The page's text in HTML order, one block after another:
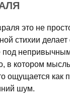
это не
стихии
под
в котором
ощущается как
шум.